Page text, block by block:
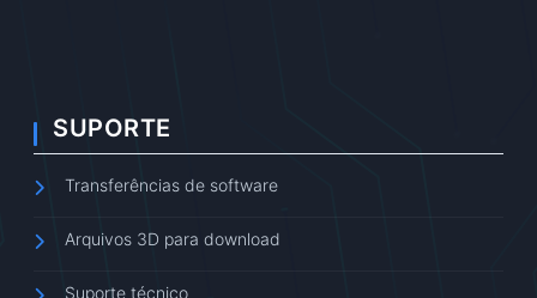
SUPORTE
Transferências de software
Arquivos 3D para download
Suporte técnico